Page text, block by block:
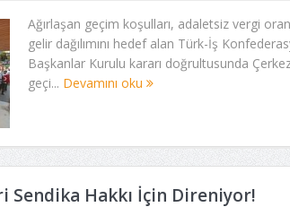
Ağırlaşan geçim koşulları, adaletsiz vergi
gelir dağılımını hedef alan Türk-İş
Başkanlar Kurulu kararı doğrultusunda
geçi... Devamını oku
Sendika Hakkı İçin Direniyor!